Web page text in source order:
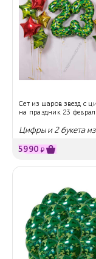
Сет из шаров звезд с
на праздник 23
Цифры и 2 букета из
5990 ₽